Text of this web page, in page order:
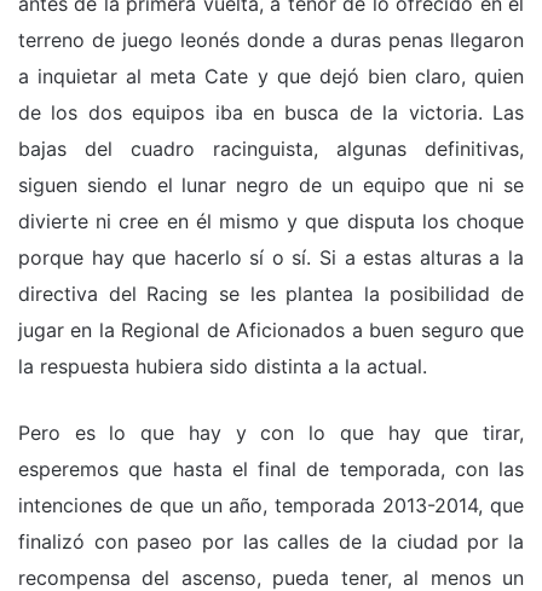
terreno de juego leonés donde a duras penas llegaron
a inquietar al meta Cate y que dejó bien claro, quien
de los dos equipos iba en busca de la victoria. Las
bajas del cuadro racinguista, algunas definitivas,
siguen siendo el lunar negro de un equipo que ni se
divierte ni cree en él mismo y que disputa los choque
porque hay que hacerlo sí o sí. Si a estas alturas a la
directiva del Racing se les plantea la posibilidad de
jugar en la Regional de Aficionados a buen seguro que
la respuesta hubiera sido distinta a la actual.
Pero es lo que hay y con lo que hay que tirar,
esperemos que hasta el final de temporada, con las
intenciones de que un año, temporada 2013-2014, que
finalizó con paseo por las calles de la ciudad por la
recompensa del ascenso, pueda tener, al menos un